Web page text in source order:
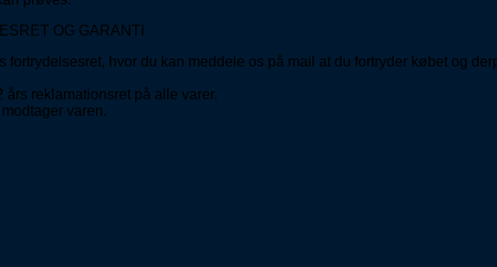
OG GARANTI
fortrydelsesret, hvor du kan meddele os på mail at du fortryder købet og
reklamationsret på alle varer.
varen.